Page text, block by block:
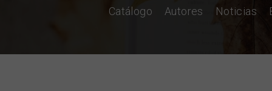
Catálogo Autores Noticias